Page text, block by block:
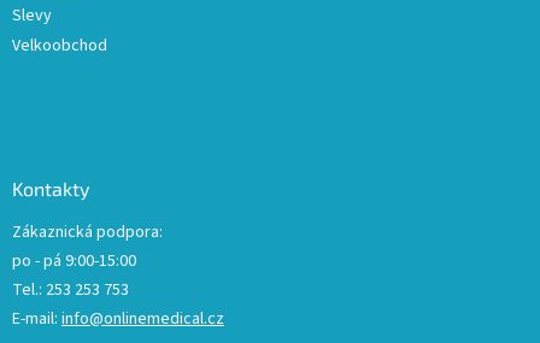
Slevy
Velkoobchod
Kontakty
Zákaznická podpora:
po - pá 9:00-15:00
Tel.: 253 253 753
E-mail: info@onlinemedical.cz